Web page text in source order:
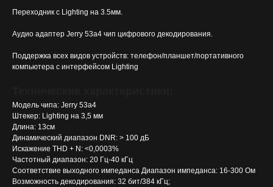
Переходник с Lighting на 3.5мм.
Аудио адаптер Jerry 53a4 чип цифрового декодирования.
Поддержка всех видов устройств: телефон/планшет/портативного
компьютера с интерфейсом Lighting
Модель чипа: Jerry 53a4
Штекер: Lighting на 3,5 мм
Длина: 13см
Динамический диапазон DNR: > 100 дБ
Искажение THD + N: <0,0003%
Частотный диапазон: 20 Гц-40 кГц
Соответствие выходного импеданса Диапазон импеданса: 16-300 Ом
Возможность декодирования: 32 бит/384 кГц;